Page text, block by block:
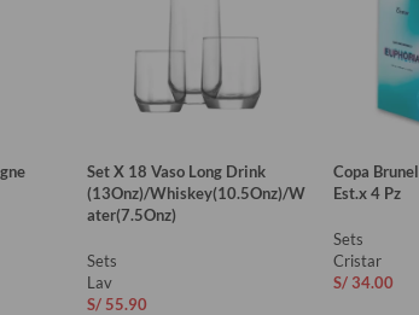
Set X 18 Vaso Long Drink
(13Onz)/Whiskey(10.5Onz)/W
ater(7.5Onz)
Sets
Lav
S/55.90
Copa
Est.x 4 Pz
Sets
Cristar
S/34.00